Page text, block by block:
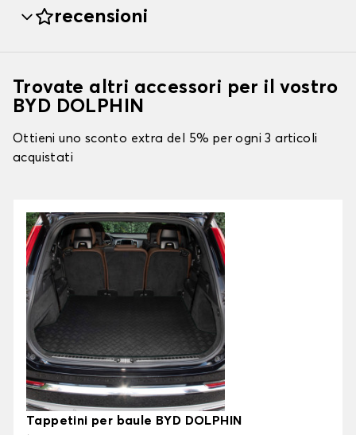
recensioni
Trovate altri accessori per il vostro
BYD DOLPHIN
Ottieni uno sconto extra del 5% per ogni 3 articoli
acquistati
Tappetini per baule BYD DOLPHIN